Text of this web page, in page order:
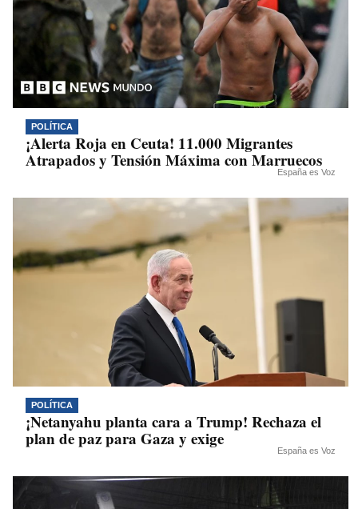
POLÍTICA
¡Alerta Roja en Ceuta! 11.000 Migrantes
Atrapados y Tensión Máxima con Marruecos
España es Voz
POLÍTICA
¡Netanyahu planta cara a Trump! Rechaza el
plan de paz para Gaza y exige
España es Voz